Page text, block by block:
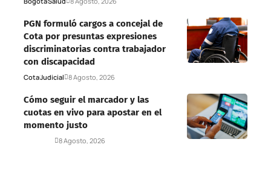
PGN formuló cargos a concejal de
Cota por presuntas expresiones
discriminatorias contra trabajador
con discapacidad
CotaJudicial 8 Agosto, 2026
Cómo seguir el marcador y las
cuotas en vivo para apostar en el
momento justo
8 Agosto, 2026